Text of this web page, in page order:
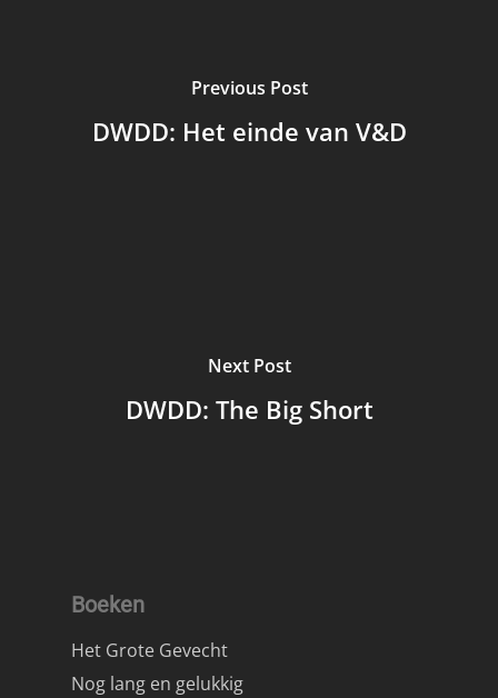
Previous Post
DWDD: Het einde van V&D
Next Post
DWDD: The Big Short
Boeken
Het Grote Gevecht
Nog lang en gelukkig